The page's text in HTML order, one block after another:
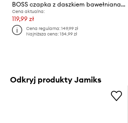
BOSS czapka z daszkiem bawełniana dziecięca
Cena aktualna:
119,99 zł
Cena regularna:149,99 zł
Najniższa cena:134,99 zł
Odkryj produkty Jamiks